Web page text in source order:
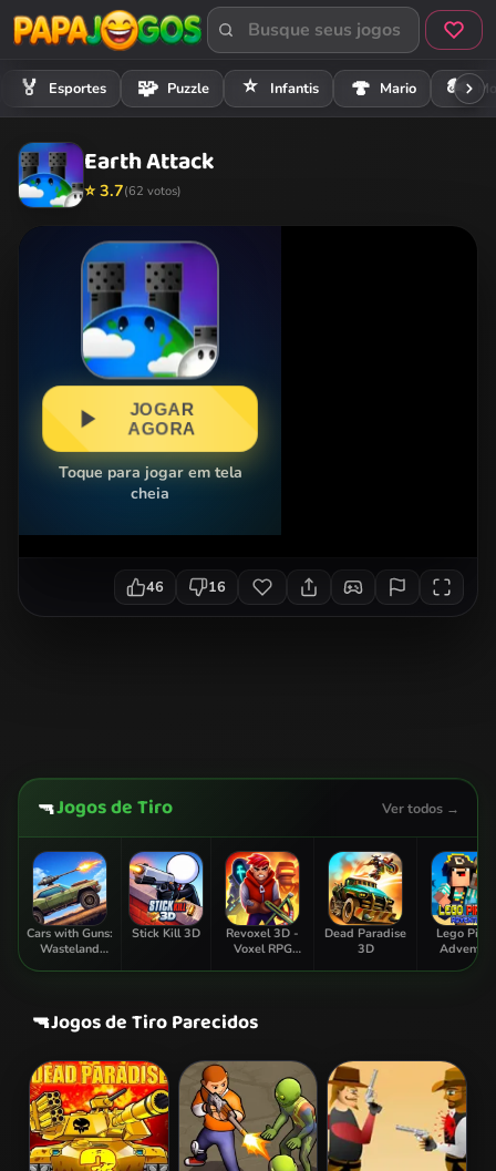
🏅 Esportes 🧩 Puzzle ⭐ Infantis 🍄 Mario 🏍️
Earth Attack
⭐ 3.7(62 votos)
JOGAR
AGORA
Toque para jogar em tela
cheia
46 16
🔫Jogos de Tiro Ver todos →
Cars with Guns:
Wasteland
Stick Kill 3D
Revoxel 3D -
Voxel RPG
Dead Paradise
3D
Lego
🔫Jogos de Tiro Parecidos